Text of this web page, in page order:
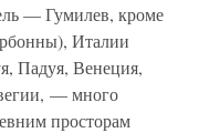
— Гумилев, кроме
Италии
Падуя, Венеция,
— много
просторам